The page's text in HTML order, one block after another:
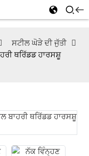
ਸਟੀਲ ਘੋੜੇ ਦੀ ਜੁੱਤੀ
ਥਰਿੱਡਡ ਹਾਰਸਸ਼ੂ